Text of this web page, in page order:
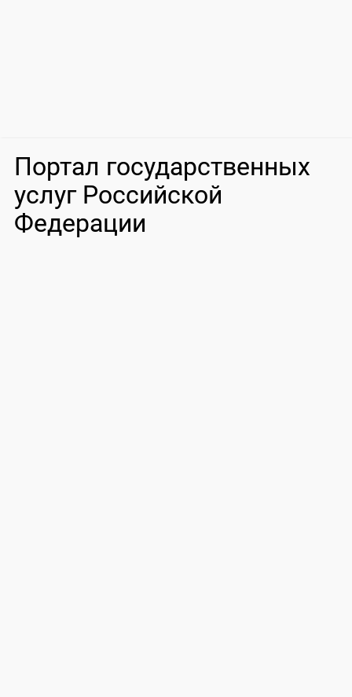
Портал государственных
услуг Российской
Федерации